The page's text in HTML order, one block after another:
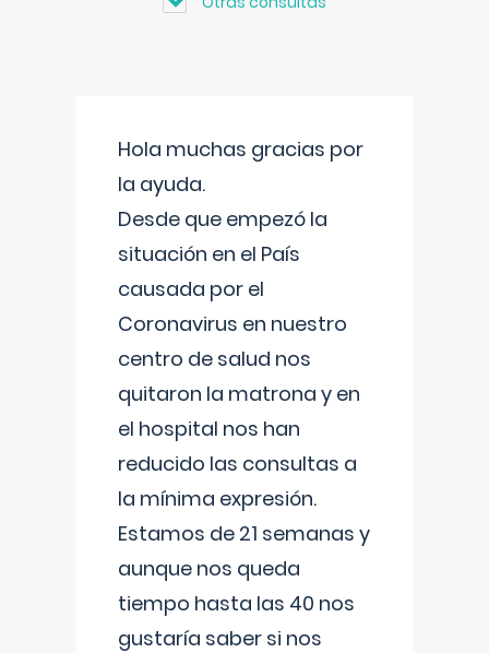
Hola muchas gracias por
la ayuda.
Desde que empezó la
situación en el País
causada por el
Coronavirus en nuestro
centro de salud nos
quitaron la matrona y en
el hospital nos han
reducido las consultas a
la mínima expresión.
Estamos de 21 semanas y
aunque nos queda
tiempo hasta las 40 nos
gustaría saber si nos